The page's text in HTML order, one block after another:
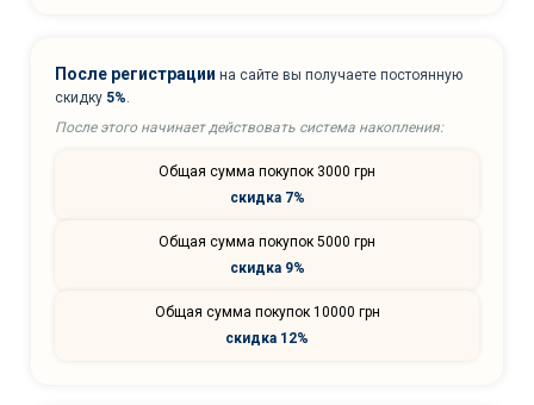
После регистрации на сайте вы получаете постоянную
скидку 5%.
После этого начинает действовать система накопления:
Общая сумма покупок 3000 грн
скидка 7%
Общая сумма покупок 5000 грн
скидка 9%
Общая сумма покупок 10000 грн
скидка 12%